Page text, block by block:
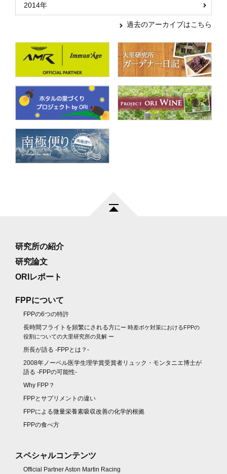
2014年
過去のアーカイブはこちら
研究所の紹介
研究論文
ORIレポート
FPPについて
FPPの6つの特許
長時間フライトを頻繁にされる方にー 時差ボケ対策におけるFPPの
役割についての大里研究所の見解 ー
所長が語る -FPPとは？-
2008年ノーベル医学生理学賞受賞者リュック・モンタニエ博士が
語る -FPPの可能性-
Why FPP？
FPPとサプリメントの違い
FPPによる微量栄養素吸収改善の化学的根拠
FPPの食べ方
スペシャルコンテンツ
Official Partner Aston Martin Racing